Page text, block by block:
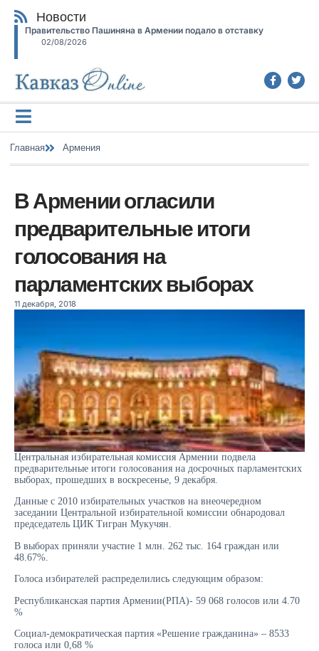
Новости
Правительство Пашиняна в Армении подало в отставку
02/08/2026
Главная Армения
В Армении огласили
предварительные итоги
голосования на
парламентских выборах
11 декабря, 2018
Центральная избирательная комиссия Армении подвела
предварительные итоги голосования на досрочных парламентских
выборах, прошедших в воскресенье, 9 декабря.
Данные с 2010 избирательных участков на внеочередном
заседании Центральной избирательной комиссии обнародовал
председатель ЦИК Тигран Мукучян.
В выборах приняли участие 1 млн. 262 тыс. 164 граждан или
48.67%.
Голоса избирателей распределились следующим образом:
Республиканская партия Армении(РПА)- 59 068 голосов или 4.70
%
Социал-демократическая партия «Решение гражданина» – 8533
голоса или 0,68 %